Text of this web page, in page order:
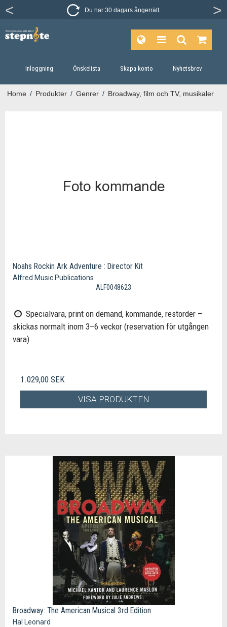
Du har 30 dagars ångerrätt.
Inloggning Önskelista Skapa konto Nyhetsbrev
Home / Produkter / Genrer / Broadway, film och TV, musikaler
Noahs Rockin Ark Adventure : Director Kit
Alfred Music Publications
ALF0048623
Specialvara, print on demand, kommande, restorder –
skickas normalt inom 3–6 veckor (reservation för utgången
vara)
1.029,00 SEK
VISA PRODUKTEN
Broadway: The American Musical 3rd Edition
Hal Leonard